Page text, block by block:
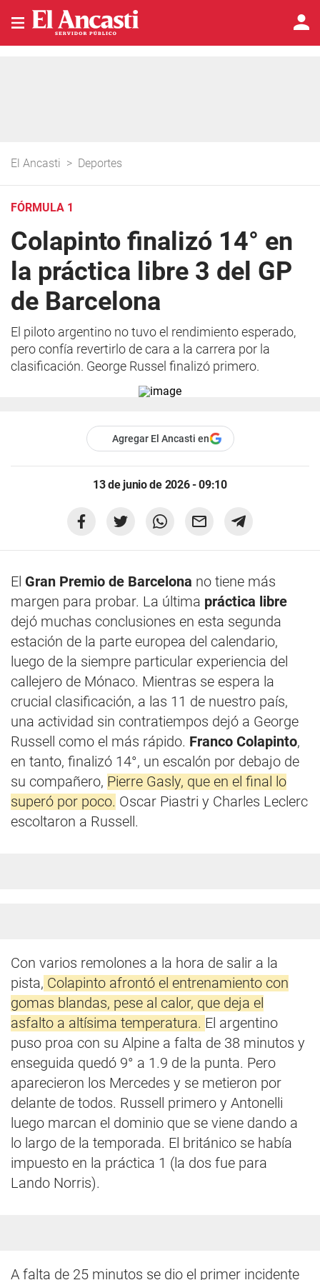
El Ancasti > Deportes
FÓRMULA 1
Colapinto finalizó 14° en
la práctica libre 3 del GP
de Barcelona
El piloto argentino no tuvo el rendimiento esperado,
pero confía revertirlo de cara a la carrera por la
clasificación. George Russel finalizó primero.
Agregar El Ancasti en
13 de junio de 2026 - 09:10
El Gran Premio de Barcelona no tiene más
margen para probar. La última práctica libre
dejó muchas conclusiones en esta segunda
estación de la parte europea del calendario,
luego de la siempre particular experiencia del
callejero de Mónaco. Mientras se espera la
crucial clasificación, a las 11 de nuestro país,
una actividad sin contratiempos dejó a George
Russell como el más rápido. Franco Colapinto,
en tanto, finalizó 14°, un escalón por debajo de
su compañero, Pierre Gasly, que en el final lo
superó por poco. Oscar Piastri y Charles Leclerc
escoltaron a Russell.
Con varios remolones a la hora de salir a la
pista, Colapinto afrontó el entrenamiento con
gomas blandas, pese al calor, que deja el
asfalto a altísima temperatura. El argentino
puso proa con su Alpine a falta de 38 minutos y
enseguida quedó 9° a 1.9 de la punta. Pero
aparecieron los Mercedes y se metieron por
delante de todos. Russell primero y Antonelli
luego marcan el dominio que se viene dando a
lo largo de la temporada. El británico se había
impuesto en la práctica 1 (la dos fue para
Lando Norris).
A falta de 25 minutos se dio el primer incidente